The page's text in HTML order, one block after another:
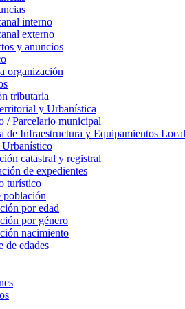
interno
externo
y anuncios
organización
tributaria
y Urbanística
/ Parcelario municipal
de Infraestructura y Equipamientos
catastral y registral
de expedientes
turístico
población
por edad
por género
nacimiento
de edades